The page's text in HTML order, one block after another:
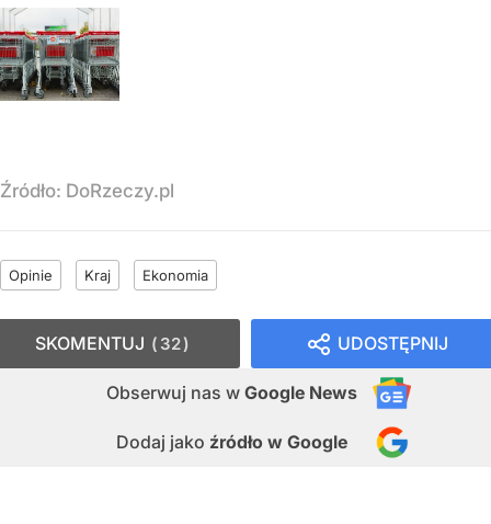
Źródło: DoRzeczy.pl
Opinie Kraj Ekonomia
UDOSTĘPNIJ
Obserwuj nas w Google News
Dodaj jako źródło w Google
SKOMENTUJ 32